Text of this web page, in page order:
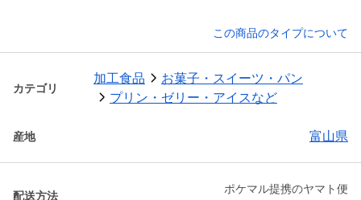
この商品のタイプについて
カテゴリ
加工食品
お菓子・スイーツ・パン
プリン・ゼリー・アイスなど
産地 富山県
配送方法
ポケマル提携のヤマト便